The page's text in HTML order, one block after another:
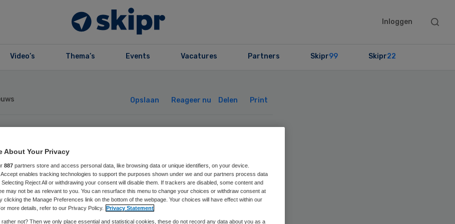
Inloggen
Search
Video’s Thema’s Events Vacatures Partners Skipr99 Skipr22
Opslaan Reageer nu Delen Print
directeur
stapt over
KNMT
About Your Privacy
887 partners store and access personal data, like browsing data or unique identifiers, on your device.
Accept enables tracking technologies to support the purposes shown under we and our partners process data
Selecting Reject All or withdrawing your consent will disable them. If trackers are disabled, some content and
may not be as relevant to you. You can resurface this menu to change your choices or withdraw consent at
clicking the Manage Preferences link on the bottom of the webpage. Your choices will have effect within our
more details, refer to our Privacy Policy. Privacy Statement
rather not? Then we only place essential and statistical cookies, these do not record any data about you as a